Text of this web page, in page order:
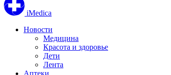
iMedica
Новости
Медицина
Красота и здоровье
Дети
Лента
Аптеки